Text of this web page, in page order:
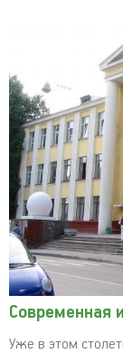
Современная
Уже в этом